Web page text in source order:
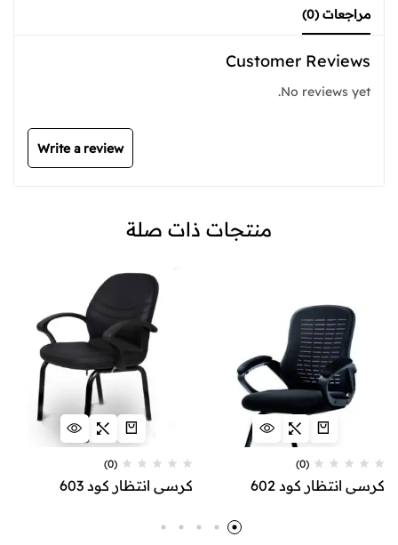
مراجعات (0)
Customer Reviews
No reviews yet.
Write a review
منتجات ذات صلة
(0)
كرسي انتظار كود 602
(0)
كرسي انتظار كود 603